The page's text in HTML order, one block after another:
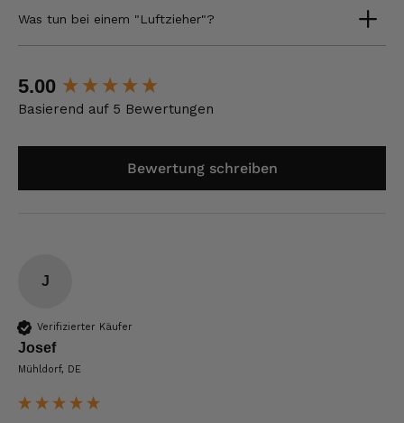
Was tun bei einem "Luftzieher"?
5.00
Basierend auf 5 Bewertungen
Bewertung schreiben
J
Verifizierter Käufer
Josef
Mühldorf, DE
New content loaded